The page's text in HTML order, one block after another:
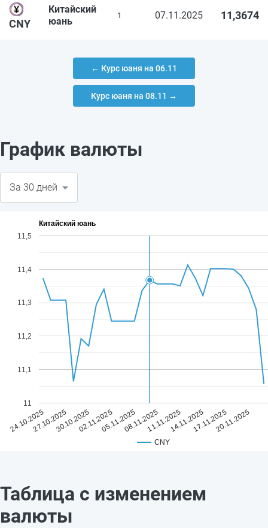
CNY
Китайский
юань
1 07.11.2025 11,3674
← Курс юаня на 06.11
Курс юаня на 08.11 →
График валюты
Китайский юань
CNY
24.10.202527.10.202530.10.202502.11.202505.11.202508.11.202511.11.202514.11.202517.11.202520.11.2025
11
11,1
11,2
11,3
11,4
11,5
Таблица с изменением
валюты